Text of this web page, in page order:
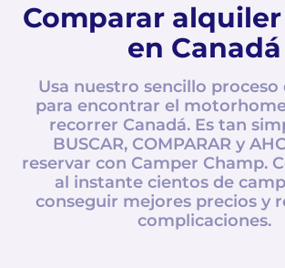
Comparar alquiler
en Canadá
Usa nuestro sencillo proceso
para encontrar el
recorrer Canadá. Es tan
BUSCAR, COMPARAR y
reservar con Camper Champ.
al instante cientos de
conseguir mejores precios y
complicaciones.